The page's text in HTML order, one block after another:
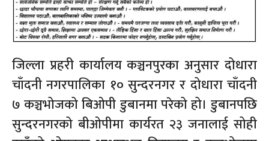
जिल्ला प्रहरी कार्यालय कञ्चनपुरका अनुसार दोधारा
चाँदनी नगरपालिका १० सुन्दरनगर र दोधारा चाँदनी
७ कञ्चभोजको बिओपी डुबानमा परेको हो। डुबानपछि
सुन्दरनगरको बीओपीमा कार्यरत २३ जनालाई सोही